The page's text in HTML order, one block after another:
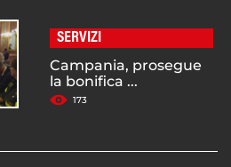
SERVIZI
Campania, prosegue
la bonifica ...
173